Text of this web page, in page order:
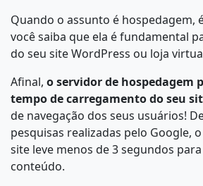
Quando o assunto é hospedagem,
você saiba que ela é fundamental
do seu site WordPress ou loja
Afinal, o servidor de hospedagem
tempo de carregamento do seu
de navegação dos seus usuários!
pesquisas realizadas pelo Google,
site leve menos de 3 segundos
conteúdo.